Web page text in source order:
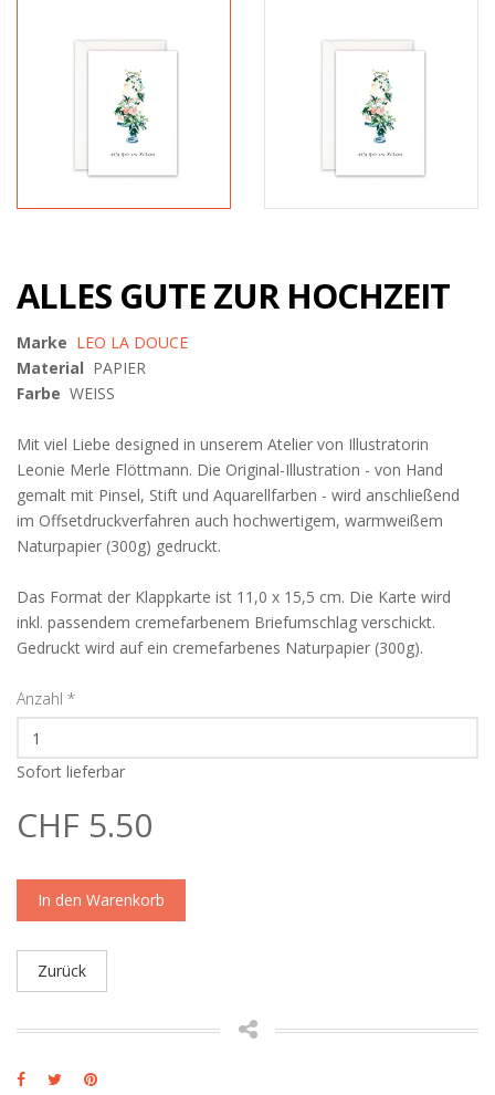
ALLES GUTE ZUR HOCHZEIT
Marke LEO LA DOUCE
Material PAPIER
Farbe WEISS
Mit viel Liebe designed in unserem Atelier von Illustratorin
Leonie Merle Flöttmann. Die Original-Illustration - von Hand
gemalt mit Pinsel, Stift und Aquarellfarben - wird anschließend
im Offsetdruckverfahren auch hochwertigem, warmweißem
Naturpapier (300g) gedruckt.
Das Format der Klappkarte ist 11,0 x 15,5 cm. Die Karte wird
inkl. passendem cremefarbenem Briefumschlag verschickt.
Gedruckt wird auf ein cremefarbenes Naturpapier (300g).
Anzahl *
Sofort lieferbar
CHF 5.50
In den Warenkorb
Zurück